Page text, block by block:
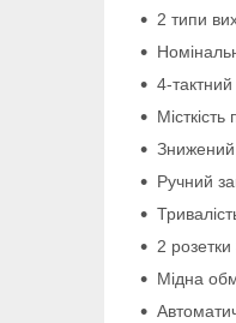
2 типи
4-
Знижений
Ручний
2
Мідна